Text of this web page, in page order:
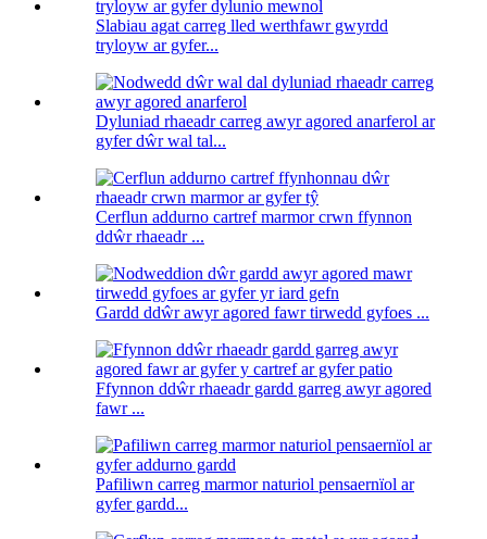
Slabiau agat carreg lled werthfawr gwyrdd
tryloyw ar gyfer...
Dyluniad rhaeadr carreg awyr agored anarferol ar
gyfer dŵr wal tal...
Cerflun addurno cartref marmor crwn ffynnon
ddŵr rhaeadr ...
Gardd ddŵr awyr agored fawr tirwedd gyfoes ...
Ffynnon ddŵr rhaeadr gardd garreg awyr agored
fawr ...
Pafiliwn carreg marmor naturiol pensaernïol ar
gyfer gardd...